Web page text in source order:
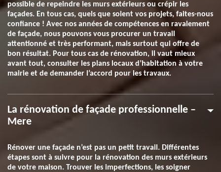
possible de repeindre les murs extérieurs ou crépir les
façades. En tous cas, quels que soient vos projets, faites-nous
confiance ! Avec nos années de compétences en ravalement
de façade, nous pouvons vous procurer un travail
attentionné et très performant, mais surtout qui offre de
bon résultat. Pour tous cas de rénovation, il vaut mieux
avant tout, consulter les plans locaux d’habitation à votre
mairie et de demander l’accord pour les travaux.
La rénovation de façade professionnelle –
Mere
Rénover une façade n’est pas un petit travail. Différentes
étapes sont à suivre pour la rénovation des murs extérieurs
de votre maison. Trouver les imperfections, les soigner